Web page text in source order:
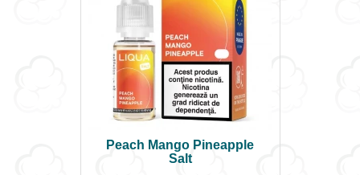
Peach Mango Pineapple
Salt